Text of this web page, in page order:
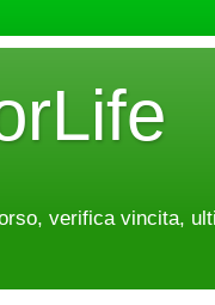
verifica vincita,